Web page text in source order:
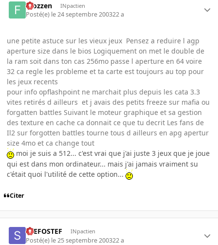
Frozzen INpactien
Posté(e) le 24 septembre 200322 a
une petite astuce sur les vieux jeux Pensez a reduire l agp
aperture size dans le bios Logiquement on met le double de
la ram soit dans ton cas 256mo passe l aperture en 64 voire
32 ca regle les probleme et ta carte est toujours au top pour
les jeux recents
pour info opflashpoint ne marchait plus depuis les cata 3.3
vites retirés d ailleurs et j avais des petits freeze sur mafia ou
forgatten battles Suivant le moteur graphique et sa gestion
des texture en cache ca donnait ce que tu decrit Les fans de
Il2 sur forgotten battles tourne tous d ailleurs en apg apertur
size 4mo et ca change tout
moi je suis a 512... c'est vrai que j'ai juste 3 jeux que je joue
qui est dans mon ordinateur... mais j'ai jamais vraiment su
c'était quoi l'utilité de cette option...
Citer
STEFOSTEF INpactien
Posté(e) le 25 septembre 200322 a